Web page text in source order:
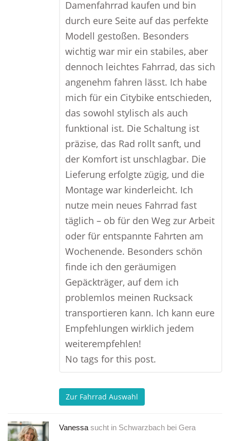
Damenfahrrad kaufen und bin
durch eure Seite auf das perfekte
Modell gestoßen. Besonders
wichtig war mir ein stabiles, aber
dennoch leichtes Fahrrad, das sich
angenehm fahren lässt. Ich habe
mich für ein Citybike entschieden,
das sowohl stylisch als auch
funktional ist. Die Schaltung ist
präzise, das Rad rollt sanft, und
der Komfort ist unschlagbar. Die
Lieferung erfolgte zügig, und die
Montage war kinderleicht. Ich
nutze mein neues Fahrrad fast
täglich – ob für den Weg zur Arbeit
oder für entspannte Fahrten am
Wochenende. Besonders schön
finde ich den geräumigen
Gepäckträger, auf dem ich
problemlos meinen Rucksack
transportieren kann. Ich kann eure
Empfehlungen wirklich jedem
weiterempfehlen!
No tags for this post.
Zur Fahrrad Auswahl
Vanessa sucht in Schwarzbach bei Gera